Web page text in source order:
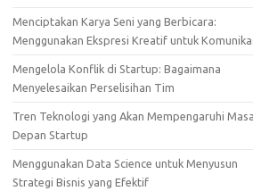
Menciptakan Karya Seni yang Berbicara:
Menggunakan Ekspresi Kreatif untuk
Mengelola Konflik di Startup: Bagaimana
Menyelesaikan Perselisihan Tim
Tren Teknologi yang Akan Mempengaruhi Masa
Depan Startup
Menggunakan Data Science untuk Menyusun
Strategi Bisnis yang Efektif